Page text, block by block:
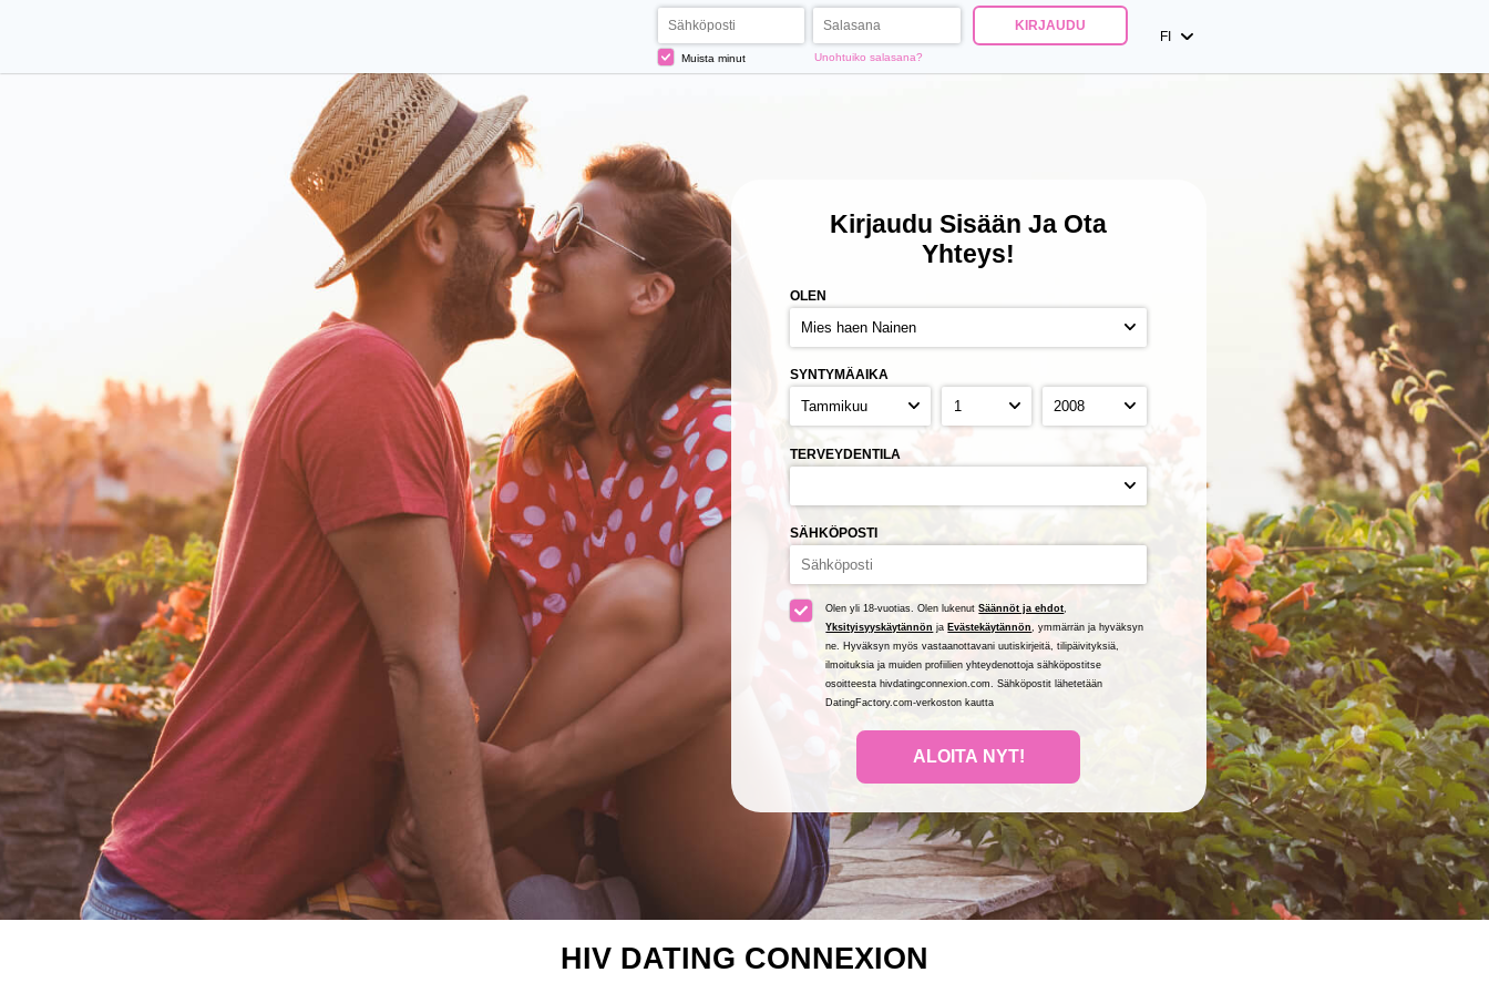
Muista minut Unohtuiko salasana?
KIRJAUDU
FI
Kirjaudu Sisään Ja Ota
Yhteys!
OLEN
SYNTYMÄAIKA
TERVEYDENTILA
SÄHKÖPOSTI
Olen yli 18-vuotias. Olen lukenutSäännöt ja ehdot
Yksityisyyskäytännön ja Evästekäytännön
, ymmärrän ja hyväksyn
ne. Hyväksyn myös vastaanottavani uutiskirjeitä, tilipäivityksiä,
ilmoituksia ja muiden profiilien yhteydenottoja sähköpostitse
osoitteesta hivdatingconnexion.com. Sähköpostit lähetetään
DatingFactory.com-verkoston kautta
ALOITA NYT!
HIV DATING CONNEXION